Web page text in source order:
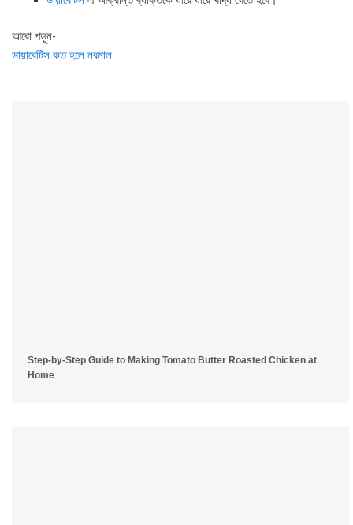
আরো পড়ুন-
ডায়াবেটিস কত হলে নরমাল
Step-by-Step Guide to Making Tomato Butter Roasted Chicken at
Home